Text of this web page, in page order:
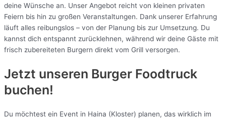
deine Wünsche an. Unser Angebot reicht von kleinen privaten
Feiern bis hin zu großen Veranstaltungen. Dank unserer Erfahrung
läuft alles reibungslos – von der Planung bis zur Umsetzung. Du
kannst dich entspannt zurücklehnen, während wir deine Gäste mit
frisch zubereiteten Burgern direkt vom Grill versorgen.
Jetzt unseren Burger Foodtruck
buchen!
Du möchtest ein Event in Haina (Kloster) planen, das wirklich im